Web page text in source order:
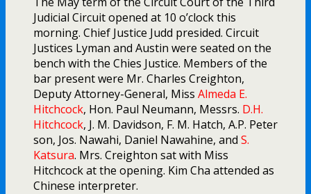
Judicial Circuit opened at 10 o’clock this
morning. Chief Justice Judd presided. Circuit
Justices Lyman and Austin were seated on the
bench with the Chies Justice. Members of the
bar present were Mr. Charles Creighton,
Deputy Attorney-General, Miss Almeda E.
Hitchcock, Hon. Paul Neumann, Messrs. D.H.
Hitchcock, J. M. Davidson, F. M. Hatch, A.P. Peter
son, Jos. Nawahi, Daniel Nawahine, and S.
Katsura. Mrs. Creighton sat with Miss
Hitchcock at the opening. Kim Cha attended as
Chinese interpreter.